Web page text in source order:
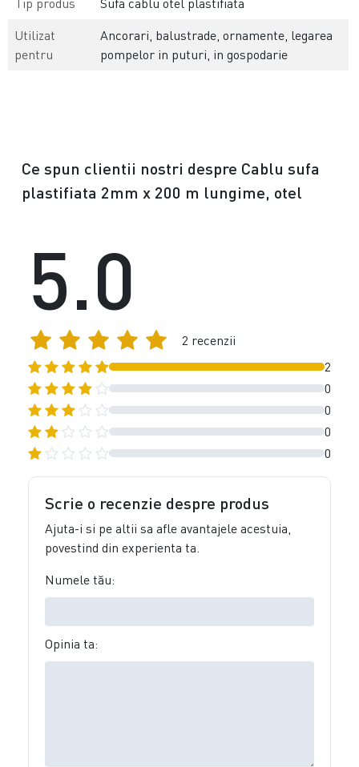
Utilizat
pentru
Ancorari, balustrade, ornamente, legarea
pompelor in puturi, in gospodarie
Ce spun clientii nostri despre Cablu sufa
plastifiata 2mm x 200 m lungime, otel
2
0
0
0
0
5.0
2 recenzii
Scrie o recenzie despre produs
Ajuta-i si pe altii sa afle avantajele acestuia,
povestind din experienta ta.
Numele tău:
Opinia ta: